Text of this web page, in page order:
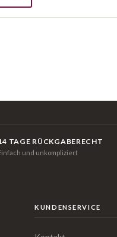
TAGE RÜCKGABERECHT
und unkompliziert
KUNDENSERVICE